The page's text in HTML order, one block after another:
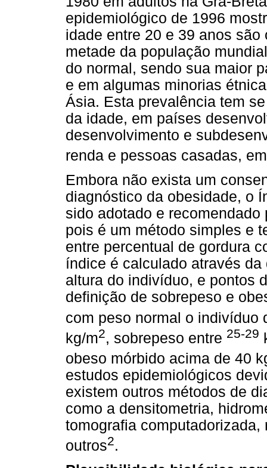
epidemiológico de 1996
idade entre 20 e 39 anos
metade da população
do normal, sendo sua maior
e em algumas minorias
Ásia. Esta prevalência tem
da idade, em países
desenvolvimento e
renda e pessoas casadas,
Embora não exista um
diagnóstico da obesidade, o
sido adotado e
pois é um método simples e
entre percentual de gordura
índice é calculado através
altura do indivíduo, e pontos
definição de sobrepeso e
com peso normal o indivíduo
kg/m2, sobrepeso entre 25-29
obeso mórbido acima de 40
estudos epidemiológicos
existem outros métodos de
como a densitometria,
tomografia
outros2.